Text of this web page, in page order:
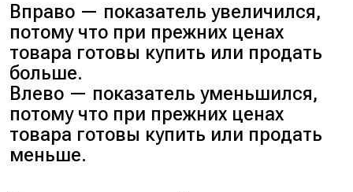
Вправо — показатель увеличился,
потому что при прежних ценах
товара готовы купить или продать
больше.
Влево — показатель уменьшился,
потому что при прежних ценах
товара готовы купить или продать
меньше.